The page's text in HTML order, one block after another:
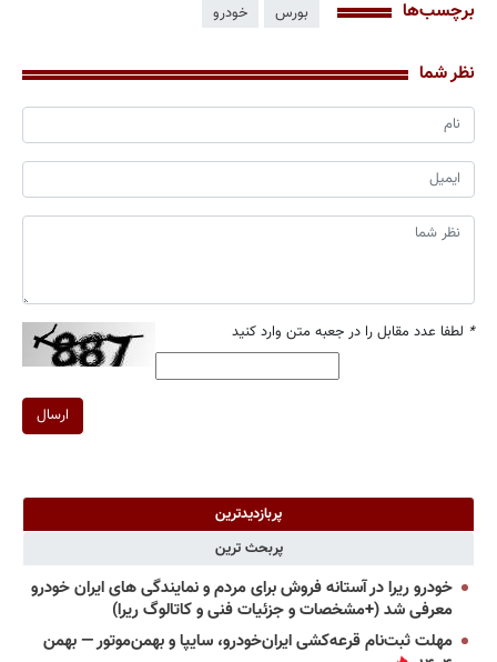
برچسب‌ها بورس خودرو
نظر شما
* لطفا عدد مقابل را در جعبه متن وارد کنید
ارسال
پربازدیدترین
پربحث ترین
خودرو ریرا در آستانه فروش برای مردم و نمایندگی های ایران خودرو
معرفی شد (+مشخصات و جزئیات فنی و کاتالوگ ریرا)
مهلت ثبت‌نام قرعه‌کشی ایران‌خودرو، سایپا و بهمن‌موتور — بهمن